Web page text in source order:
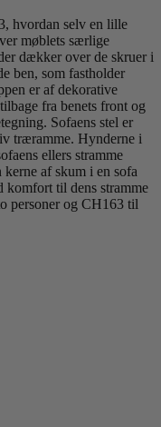
hvordan selv en lille
møblets særlige
dækker over de skruer i
ben, som fastholder
er af dekorative
fra benets front og
Sofaens stel er
træramme. Hynderne i
ellers stramme
af skum i en sofa
komfort til dens stramme
personer og CH163 til